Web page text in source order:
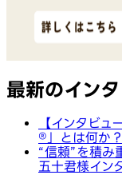
最新のイン
【インタビ
®︎」とは何か？
“信頼”を積
五十君様イン